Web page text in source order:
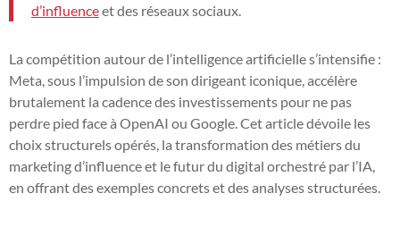
d’influenceet des réseaux sociaux.
La compétition autour de l’intelligence artificielle s’intensifie :
Meta, sous l’impulsion de son dirigeant iconique, accélère
brutalement la cadence des investissements pour ne pas
perdre pied face à OpenAI ou Google. Cet article dévoile les
choix structurels opérés, la transformation des métiers du
marketing d’influence et le futur du digital orchestré par l’IA,
en offrant des exemples concrets et des analyses structurées.